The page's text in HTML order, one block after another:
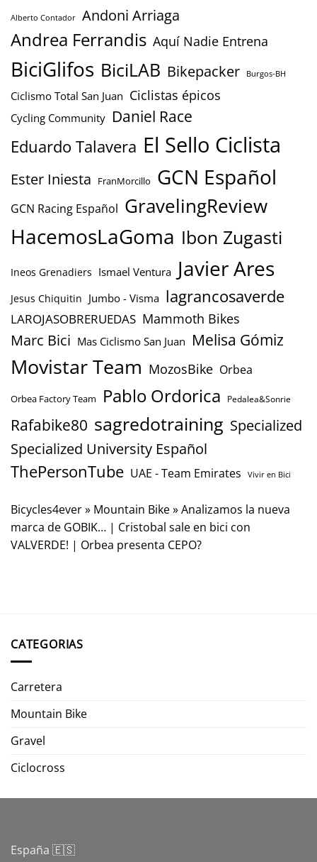
Alberto Contador Andoni Arriaga
Andrea Ferrandis Aquí Nadie Entrena
BiciGlifos BiciLAB Bikepacker Burgos-BH
Ciclismo Total San Juan Ciclistas épicos
Cycling Community Daniel Race
Eduardo Talavera El Sello Ciclista
Ester Iniesta FranMorcillo GCN Español
GCN Racing Español GravelingReview
HacemosLaGoma Ibon Zugasti
Ineos Grenadiers Ismael Ventura Javier Ares
Jesus Chiquitin Jumbo - Visma lagrancosaverde
LAROJASOBRERUEDAS Mammoth Bikes
Marc Bici Mas Ciclismo San Juan Melisa Gómiz
Movistar Team MozosBike Orbea
Orbea Factory Team Pablo Ordorica Pedalea&Sonrie
Rafabike80 sagredotraining Specialized
Specialized University Español
ThePersonTube UAE - Team Emirates Vivir en Bici
Bicycles4ever» Mountain Bike»Analizamos la nueva
marca de GOBIK… | Cristobal sale en bici con
VALVERDE! | Orbea presenta CEPO?
CATEGORIAS
Carretera
Mountain Bike
Gravel
Ciclocross
España 🇪🇸